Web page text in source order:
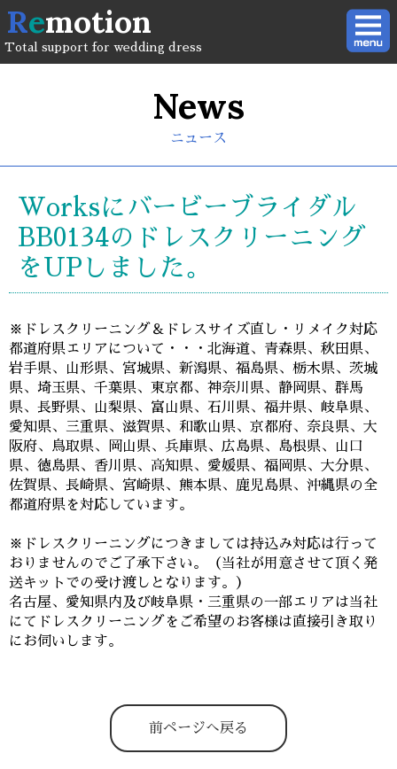
Remotion
Total support for wedding dress
News
ニュース
Worksにバービーブライダル
BB0134のドレスクリーニング
をUPしました。
※ドレスクリーニング＆ドレスサイズ直し・リメイク対応
都道府県エリアについて・・・北海道、青森県、秋田県、
岩手県、山形県、宮城県、新潟県、福島県、栃木県、茨城
県、埼玉県、千葉県、東京都、神奈川県、静岡県、群馬
県、長野県、山梨県、富山県、石川県、福井県、岐阜県、
愛知県、三重県、滋賀県、和歌山県、京都府、奈良県、大
阪府、鳥取県、岡山県、兵庫県、広島県、島根県、山口
県、徳島県、香川県、高知県、愛媛県、福岡県、大分県、
佐賀県、長崎県、宮崎県、熊本県、鹿児島県、沖縄県の全
都道府県を対応しています。
※ドレスクリーニングにつきましては持込み対応は行って
おりませんのでご了承下さい。（当社が用意させて頂く発
送キットでの受け渡しとなります。）
名古屋、愛知県内及び岐阜県・三重県の一部エリアは当社
にてドレスクリーニングをご希望のお客様は直接引き取り
にお伺いします。
前ページへ戻る